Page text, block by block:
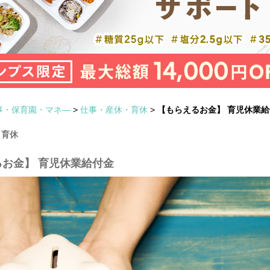
・保育園・マネ― > 仕事・産休・育休 > 【もらえるお金】 育児休業
休
金】 育児休業給付金